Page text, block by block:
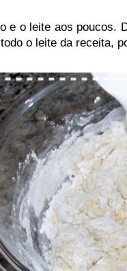
e o leite aos poucos.
o leite da receita,